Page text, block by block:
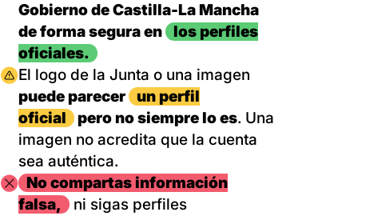
Gobierno de Castilla-La Mancha
de forma segura en
los perfiles
oficiales.
Imagen
El logo de la Junta o una imagen
puede parecer
un perfil
oficial
pero no siempre lo es. Una
imagen no acredita que la cuenta
sea auténtica.
ImagenNo compartas información
falsa,
ni sigas perfiles